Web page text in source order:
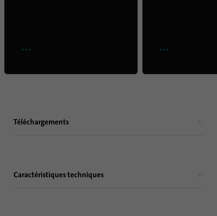
Téléchargements
Caractéristiques techniques